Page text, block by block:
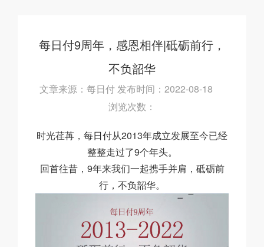
每日付9周年，感恩相伴|砥砺前行，
不负韶华
文章来源：每日付 发布时间：2022-08-18
浏览次数：
时光荏苒， 每日付从2013年成立发展至今已经
整整走过了9个年头。
回首往昔，9年来我们一起携手并肩，砥砺前
行，不负韶华。